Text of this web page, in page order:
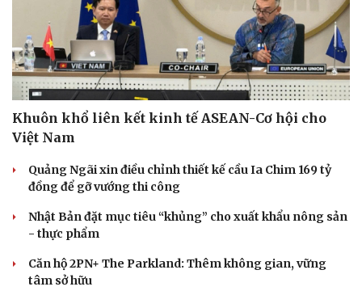
Khuôn khổ liên kết kinh tế ASEAN-Cơ hội cho
Việt Nam
Quảng Ngãi xin điều chỉnh thiết kế cầu Ia Chim 169 tỷ
đồng để gỡ vướng thi công
Nhật Bản đặt mục tiêu “khủng” cho xuất khẩu nông sản
- thực phẩm
Căn hộ 2PN+ The Parkland: Thêm không gian, vững
tâm sở hữu